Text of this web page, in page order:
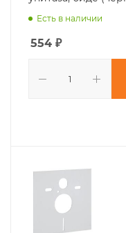
Есть в наличии
554 ₽